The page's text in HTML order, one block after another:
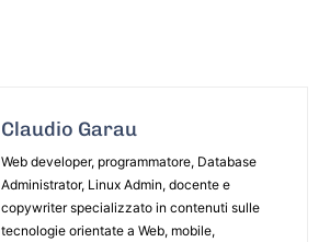
Claudio Garau
Web developer, programmatore, Database
Administrator, Linux Admin, docente e
copywriter specializzato in contenuti sulle
tecnologie orientate a Web, mobile,